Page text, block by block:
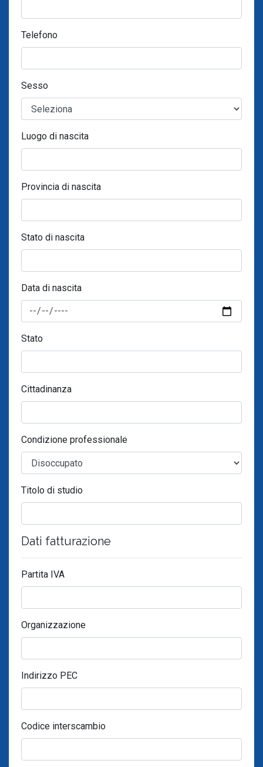
Telefono
Sesso
Luogo di nascita
Provincia di nascita
Stato di nascita
Data di nascita
Stato
Cittadinanza
Condizione professionale
Titolo di studio
Dati fatturazione
Partita IVA
Organizzazione
Indirizzo PEC
Codice interscambio